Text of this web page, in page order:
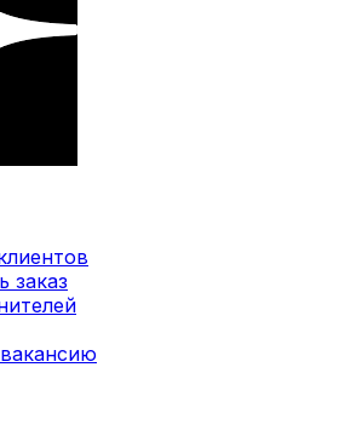
заказ